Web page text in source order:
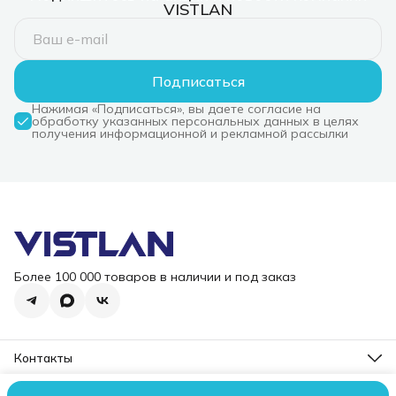
VISTLAN
Подписаться
Нажимая «Подписаться», вы даете согласие на
обработку указанных персональных данных в целях
получения информационной и рекламной рассылки
Более 100 000 товаров в наличии и под заказ
Контакты
Режим работы